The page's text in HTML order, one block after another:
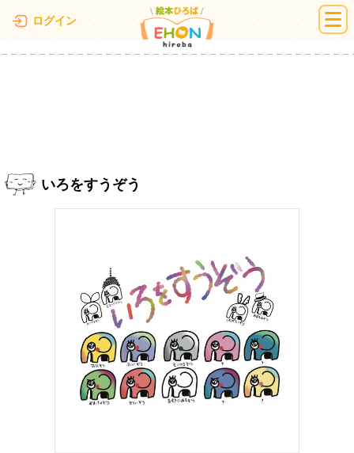
ログイン 絵本ひろば
いろをすうぞう